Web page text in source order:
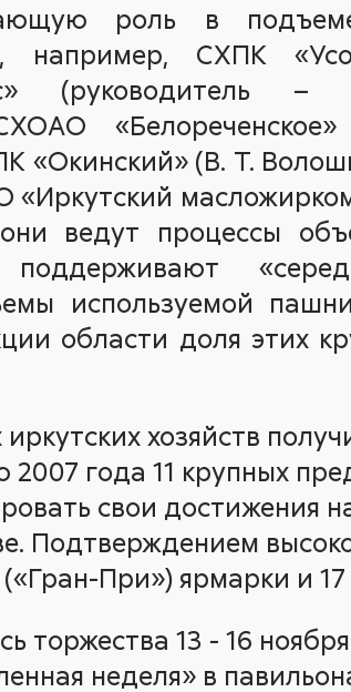
роль в
например, СХПК
(руководитель
«Окинский» (В. Т.
«Иркутский
ведут процессы
поддерживают
используемой
области доля этих
хозяйств
2007 года 11 крупных
свои достижения
Подтверждением
При») ярмарки и
торжества 13 - 16
неделя» в